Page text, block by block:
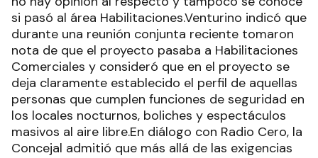
si pasó al área Habilitaciones.Venturino indicó que
durante una reunión conjunta reciente tomaron
nota de que el proyecto pasaba a Habilitaciones
Comerciales y consideró que en el proyecto se
deja claramente establecido el perfil de aquellas
personas que cumplen funciones de seguridad en
los locales nocturnos, boliches y espectáculos
masivos al aire libre.En diálogo con Radio Cero, la
Concejal admitió que más allá de las exigencias